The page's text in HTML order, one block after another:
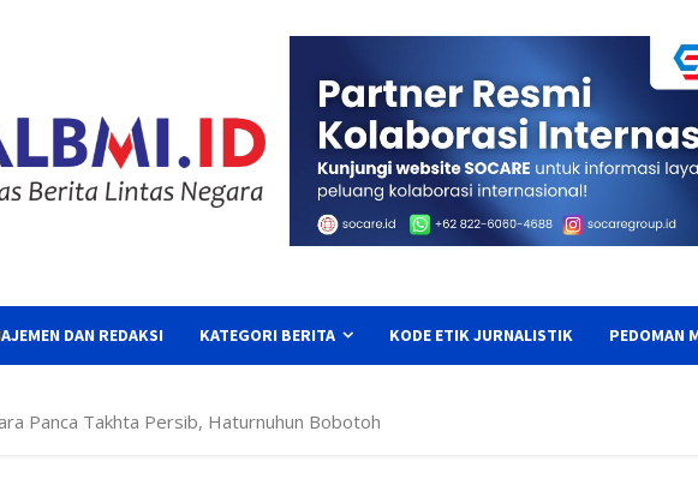
DAN REDAKSI KATEGORI BERITA KODE ETIK JURNALISTIK PEDOMAN
Panca Takhta Persib, Haturnuhun Bobotoh